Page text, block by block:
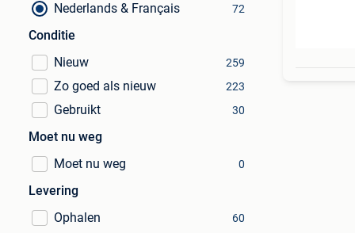
Nederlands & Français 72
Conditie
Nieuw
259
Zo goed als nieuw 223
Gebruikt 30
Moet nu weg
Moet nu weg
0
Levering
Ophalen
60